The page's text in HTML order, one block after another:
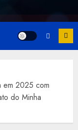
em 2025 com
do Minha